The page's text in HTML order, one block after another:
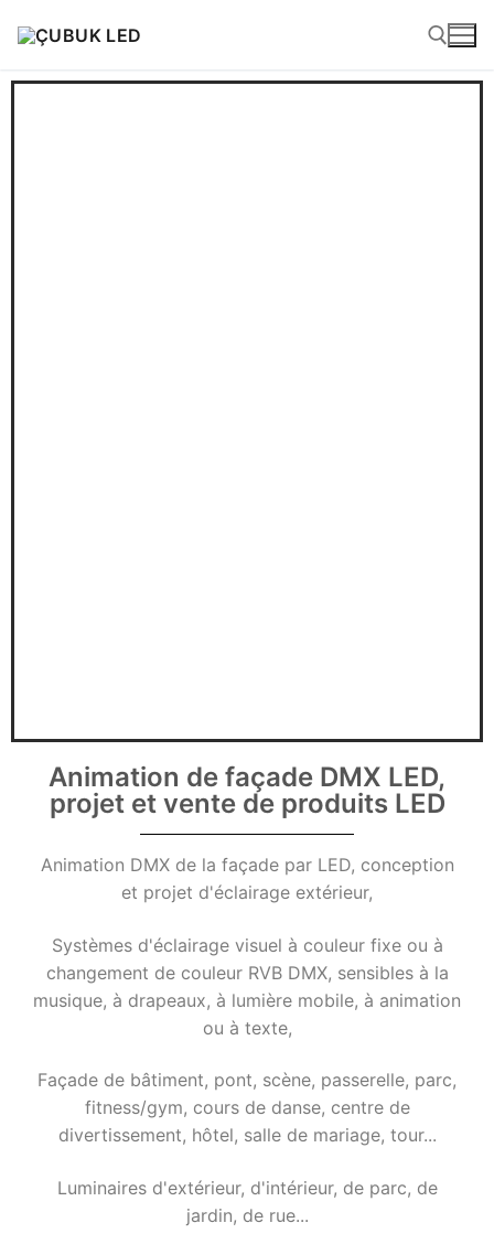
Barre LED à tension constante
Barre de courant constant LED
Profilés LED
Profilés LED en aluminium
Profilés LED en plastique
Systèmes de contrôle d'éclairage
Alimentations LED
Pilote LED intérieur
Pilote LED extérieur
Animation de façade DMX LED,
projet et vente de produits LED
Animation DMX de la façade par LED, conception
et projet d'éclairage extérieur,
Systèmes d'éclairage visuel à couleur fixe ou à
changement de couleur RVB DMX, sensibles à la
musique, à drapeaux, à lumière mobile, à animation
ou à texte,
Façade de bâtiment, pont, scène, passerelle, parc,
fitness/gym, cours de danse, centre de
divertissement, hôtel, salle de mariage, tour...
Luminaires d'extérieur, d'intérieur, de parc, de
jardin, de rue...